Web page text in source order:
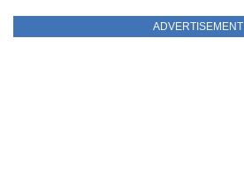
ADVERTISEMENT